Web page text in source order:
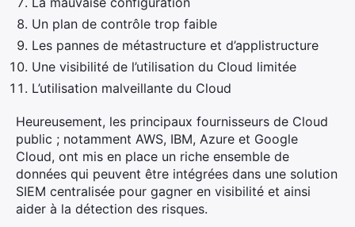
Un plan de contrôle trop faible
Les pannes de métastructure et d’applistructure
Une visibilité de l’utilisation du Cloud limitée
L’utilisation malveillante du Cloud
Heureusement, les principaux fournisseurs de Cloud
public ; notamment AWS, IBM, Azure et Google
Cloud, ont mis en place un riche ensemble de
données qui peuvent être intégrées dans une solution
SIEM centralisée pour gagner en visibilité et ainsi
aider à la détection des risques.
Rechercher
: